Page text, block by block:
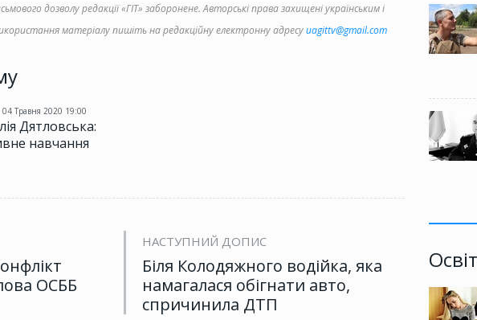
дозволу редакції «ГІТ» заборонене. Авторські права захищені українським і
матеріалу пишіть на редакційну електронну адресуuagittv@gmail.com
04 Травня 2020 19:00
Дятловська:
навчання
ОСББ
НАСТУПНИЙ ДОПИС
Біля Колодяжного водійка, яка
намагалася обігнати авто,
спричинила ДТП